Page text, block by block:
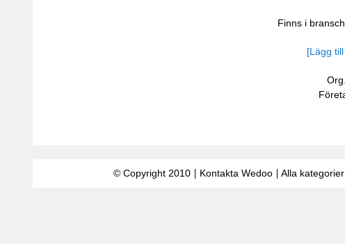
Finns i
[Lägg
© Copyright 2010 Kontakta Wedoo Alla